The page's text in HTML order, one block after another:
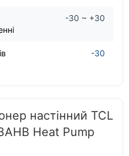
-30 ~ +30
-30
настінний TCL
Heat Pump